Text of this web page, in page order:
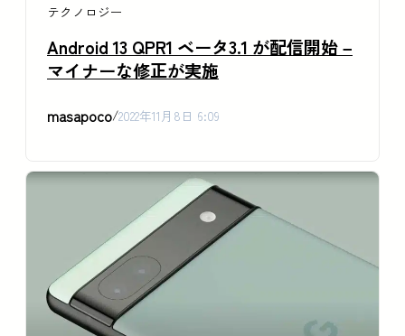
テクノロジー
Android 13 QPR1 ベータ3.1 が配信開始 –
マイナーな修正が実施
masapoco/2022年11月8日 6:09